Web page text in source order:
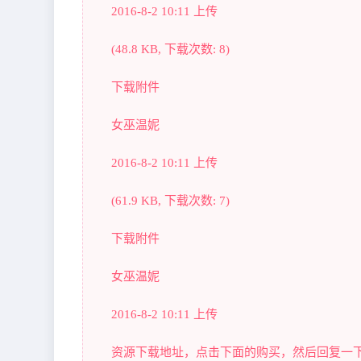
2016-8-2 10:11 上传
(48.8 KB, 下载次数: 8)
下载附件
女巫温妮
2016-8-2 10:11 上传
(61.9 KB, 下载次数: 7)
下载附件
女巫温妮
2016-8-2 10:11 上传
资源下载地址，点击下面的购买，然后回复一